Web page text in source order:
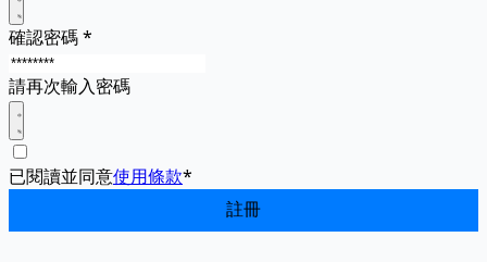
確認密碼*
請再次輸入密碼
已閱讀並同意使用條款*